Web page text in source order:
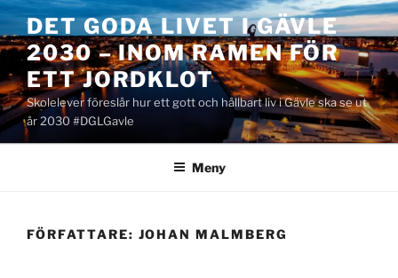
Hoppa
till
innehåll
DET GODA LIVET I GÄVLE
2030 – INOM RAMEN FÖR
ETT JORDKLOT
Skolelever föreslår hur ett gott och hållbart liv i Gävle ska se ut
år 2030 #DGLGavle
Meny
FÖRFATTARE: JOHAN MALMBERG